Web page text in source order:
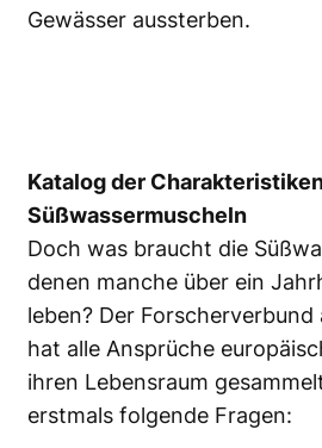
Gewässer aussterben.
Katalog der
Süßwassermuscheln
Doch was braucht die
denen manche über ein
leben? Der Forscherverbund
hat alle Ansprüche
ihren Lebensraum
erstmals folgende Fragen: